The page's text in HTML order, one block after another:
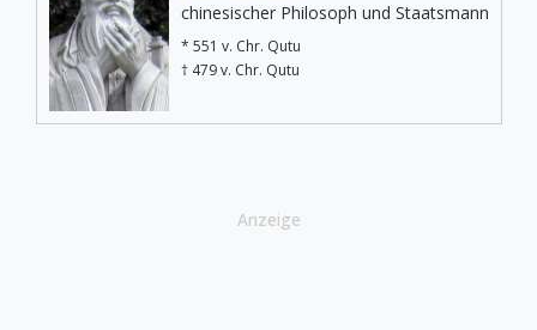
chinesischer Philosoph und Staatsmann
* 551 v. Chr. Qutu
† 479 v. Chr. Qutu
Anzeige